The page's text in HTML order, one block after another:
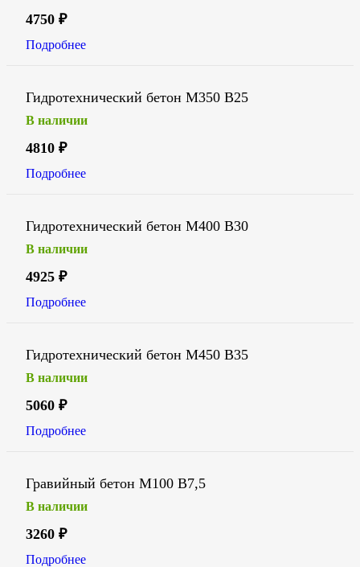
4750 ₽
Подробнее
Гидротехнический бетон М350 В25
В наличии
4810 ₽
Подробнее
Гидротехнический бетон М400 В30
В наличии
4925 ₽
Подробнее
Гидротехнический бетон М450 В35
В наличии
5060 ₽
Подробнее
Гравийный бетон М100 В7,5
В наличии
3260 ₽
Подробнее